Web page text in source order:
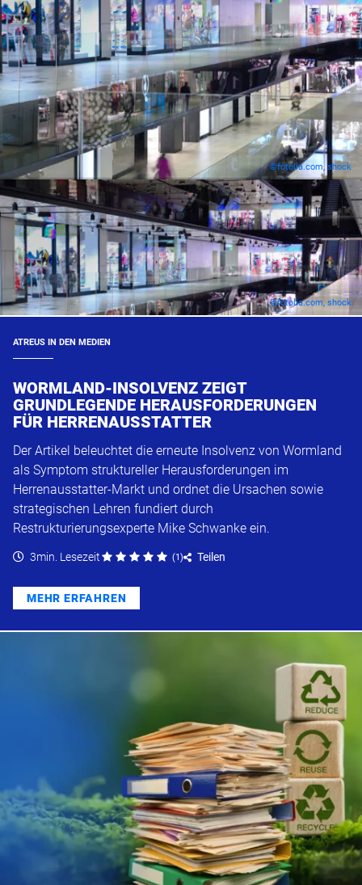
©fotolia.com, shock
©fotolia.com, shock
ATREUS IN DEN MEDIEN
WORMLAND-INSOLVENZ ZEIGT
GRUNDLEGENDE HERAUSFORDERUNGEN
FÜR HERRENAUSSTATTER
Der Artikel beleuchtet die erneute Insolvenz von Wormland
als Symptom struktureller Herausforderungen im
Herrenausstatter-Markt und ordnet die Ursachen sowie
strategischen Lehren fundiert durch
Restrukturierungsexperte Mike Schwanke ein.
3min. Lesezeit (1) Teilen
MEHR ERFAHREN